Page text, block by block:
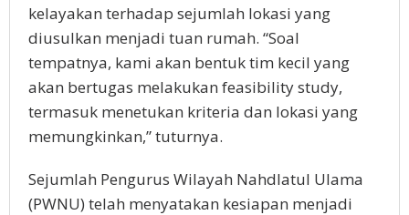
kelayakan terhadap sejumlah lokasi yang
diusulkan menjadi tuan rumah. “Soal
tempatnya, kami akan bentuk tim kecil yang
akan bertugas melakukan feasibility study,
termasuk menetukan kriteria dan lokasi yang
memungkinkan,” tuturnya.
Sejumlah Pengurus Wilayah Nahdlatul Ulama
(PWNU) telah menyatakan kesiapan menjadi